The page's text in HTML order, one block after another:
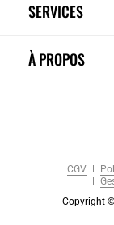
SERVICES
À PROPOS
CGV
Copyright